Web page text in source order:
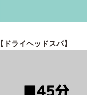
【ドライヘッドスパ】